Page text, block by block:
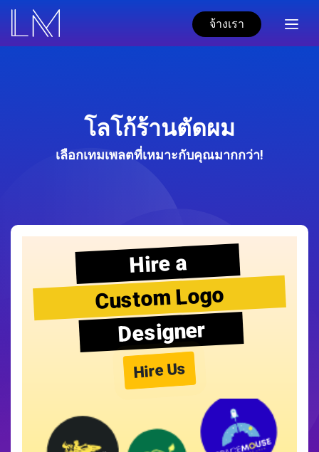
จ้างเรา
โลโก้ร้านตัดผม
เลือกเทมเพลตที่เหมาะกับคุณมากกว่า!
Hire a
Custom Logo
Designer
Hire Us